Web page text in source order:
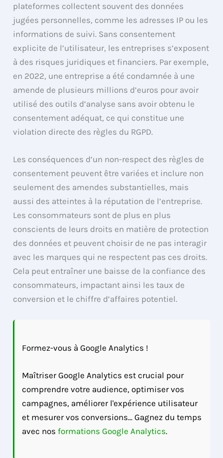
plateformes collectent souvent des données
jugées personnelles, comme les adresses IP ou les
informations de suivi. Sans consentement
explicite de l’utilisateur, les entreprises s’exposent
à des risques juridiques et financiers. Par exemple,
en 2022, une entreprise a été condamnée à une
amende de plusieurs millions d’euros pour avoir
utilisé des outils d’analyse sans avoir obtenu le
consentement adéquat, ce qui constitue une
violation directe des règles du RGPD.
Les conséquences d’un non-respect des règles de
consentement peuvent être variées et inclure non
seulement des amendes substantielles, mais
aussi des atteintes à la réputation de l’entreprise.
Les consommateurs sont de plus en plus
conscients de leurs droits en matière de protection
des données et peuvent choisir de ne pas interagir
avec les marques qui ne respectent pas ces droits.
Cela peut entraîner une baisse de la confiance des
consommateurs, impactant ainsi les taux de
conversion et le chiffre d’affaires potentiel.
Formez-vous à Google Analytics !
Maîtriser Google Analytics est crucial pour
comprendre votre audience, optimiser vos
campagnes, améliorer l'expérience utilisateur
et mesurer vos conversions... Gagnez du temps
avec nosformations Google Analytics.